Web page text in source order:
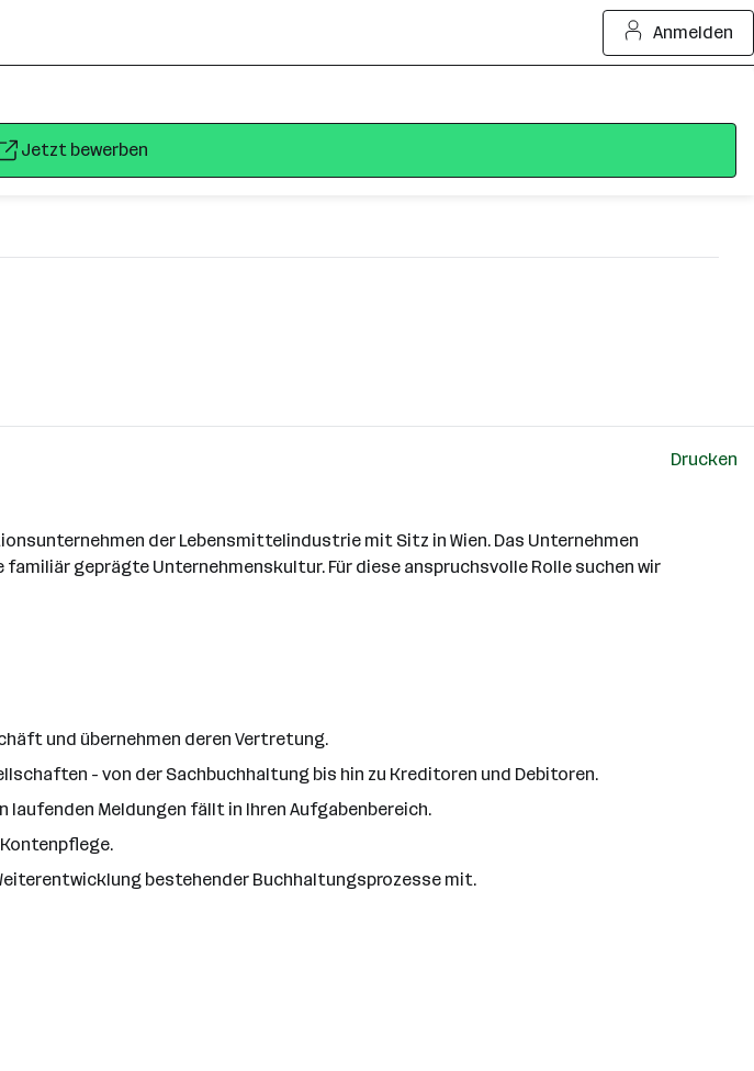
Anmelden
Jetzt bewerben
Drucken
der Lebensmittelindustrie mit Sitz in Wien. Das Unternehmen
geprägte Unternehmenskultur. Für diese anspruchsvolle Rolle suchen wir
und übernehmen deren Vertretung.
- von der Sachbuchhaltung bis hin zu Kreditoren und Debitoren.
Meldungen fällt in Ihren Aufgabenbereich.
bestehender Buchhaltungsprozesse mit.